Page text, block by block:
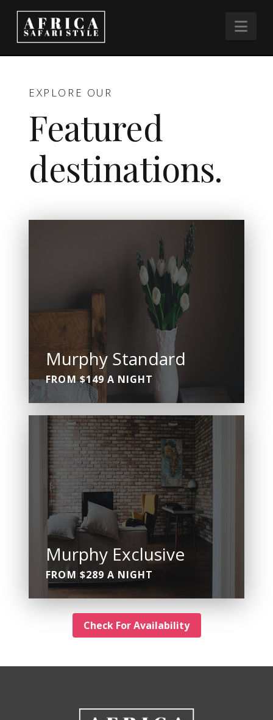
EXPLORE OUR
Featured
destinations.
Murphy Standard
FROM $149 A NIGHT
Murphy Exclusive
FROM $289 A NIGHT
Check For Availability